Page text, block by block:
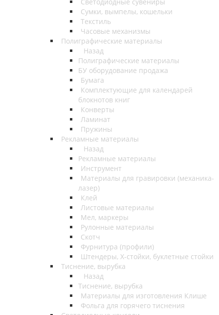
Сумки, вымпелы, кошельки
Текстиль
Часовые механизмы
Полиграфические материалы
Назад
Полиграфические материалы
БУ оборудование продажа
Бумага
Комплектующие для календарей
блокнотов книг
Конверты
Ламинат
Пружины
Рекламные материалы
Назад
Рекламные материалы
Инструмент
Материалы для гравировки (механика-
лазер)
Клей
Листовые материалы
Мел, маркеры
Рулонные материалы
Скотч
Фурнитура (профили)
Штендеры, Х-стойки, буклетные стойки
Тиснение, вырубка
Назад
Тиснение, вырубка
Материалы для изготовления Клише
Фольга для горячего тиснения